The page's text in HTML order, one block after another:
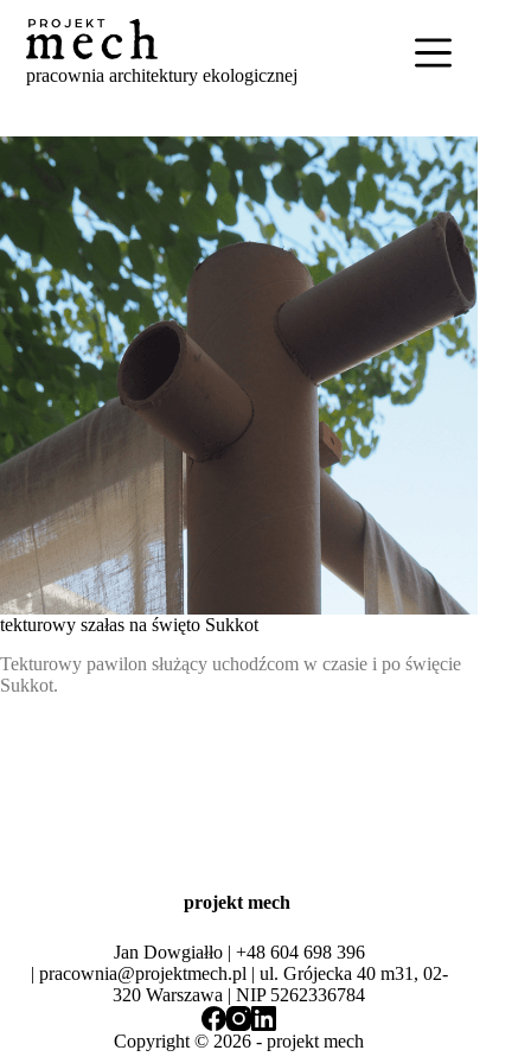
content
pracownia architektury ekologicznej
tekturowy szałas na święto Sukkot
Tekturowy pawilon służący uchodźcom w czasie i po święcie
Sukkot.
projekt mech
Jan Dowgiałło | +48 604 698 396
| pracownia@projektmech.pl | ul. Grójecka 40 m31, 02-
320 Warszawa | NIP 5262336784
Copyright © 2026 -projekt mech